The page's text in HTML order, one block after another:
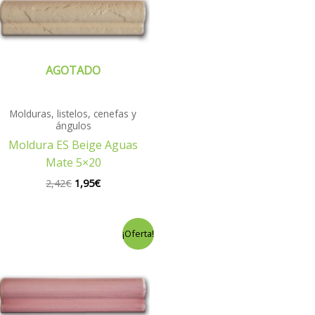
AGOTADO
Molduras, listelos, cenefas y
ángulos
Moldura ES Beige Aguas
Mate 5×20
2,42€ 1,95€
¡Oferta!
2,89€.
precio
2,49€.